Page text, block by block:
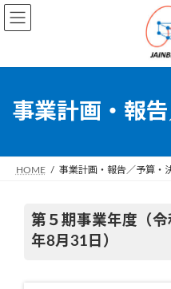
コ
ン
プ
ナ
ビ
動
事業計画・報
HOME 事業計画・報告／予算・
第５期事業年度（
年8月31日）